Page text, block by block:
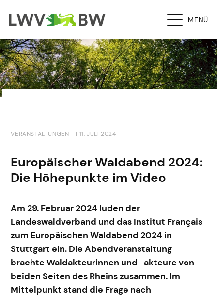
MENÜ
VERANSTALTUNGEN | 11. JULI 2024
Europäischer Waldabend 2024:
Die Höhepunkte im Video
Am 29. Februar 2024 luden der
Landeswaldverband und das Institut Français
zum Europäischen Waldabend 2024 in
Stuttgart ein. Die Abendveranstaltung
brachte Waldakteurinnen und -akteure von
beiden Seiten des Rheins zusammen. Im
Mittelpunkt stand die Frage nach